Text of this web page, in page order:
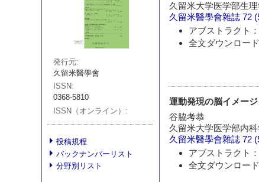
発行元
久留米醫學會
ISSN
0368-5810
ISSN（オンライン）
投稿規程
バックナンバーリスト
分野別リスト
久留米大学医学部生
久留米醫學會雜誌 72
アブストラクト
全文ダウンロー
運動発現の脳イメー
谷脇考恭
久留米大学医学部内
久留米醫學會雜誌 72
アブストラクト
全文ダウンロー